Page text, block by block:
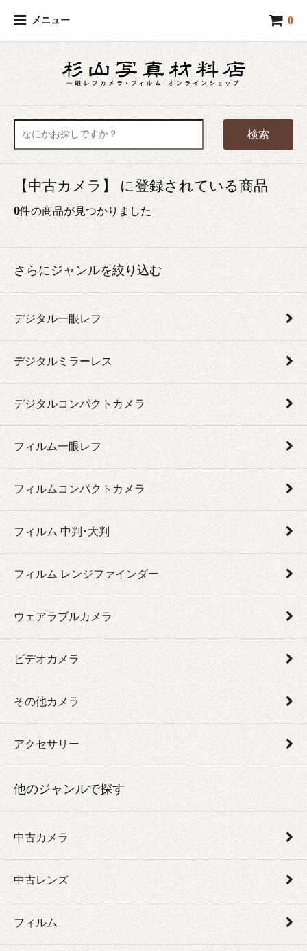
メニュー 0
検索
【中古カメラ】 に登録されている商品
0件の商品が見つかりました
さらにジャンルを絞り込む
デジタル一眼レフ
デジタルミラーレス
デジタルコンパクトカメラ
フィルム一眼レフ
フィルムコンパクトカメラ
フィルム 中判･大判
フィルム レンジファインダー
ウェアラブルカメラ
ビデオカメラ
その他カメラ
アクセサリー
他のジャンルで探す
中古カメラ
中古レンズ
フィルム